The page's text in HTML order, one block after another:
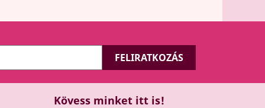
Kövess minket itt is!